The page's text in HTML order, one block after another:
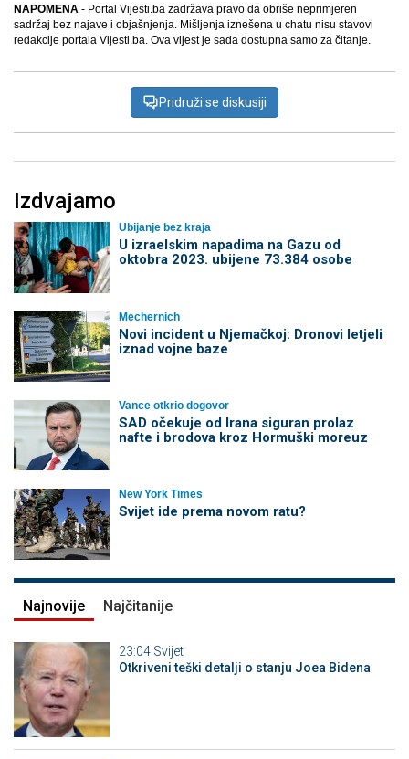
NAPOMENA - Portal Vijesti.ba zadržava pravo da obriše neprimjeren
sadržaj bez najave i objašnjenja. Mišljenja iznešena u chatu nisu stavovi
redakcije portala Vijesti.ba. Ova vijest je sada dostupna samo za čitanje.
Pridruži se diskusiji
Izdvajamo
Ubijanje bez kraja
U izraelskim napadima na Gazu od
oktobra 2023. ubijene 73.384 osobe
Mechernich
Novi incident u Njemačkoj: Dronovi letjeli
iznad vojne baze
Vance otkrio dogovor
SAD očekuje od Irana siguran prolaz
nafte i brodova kroz Hormuški moreuz
New York Times
Svijet ide prema novom ratu?
Najnovije Najčitanije
23:04 Svijet
Otkriveni teški detalji o stanju Joea Bidena